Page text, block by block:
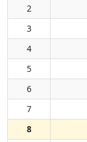
2
3
4
5
6
7
8